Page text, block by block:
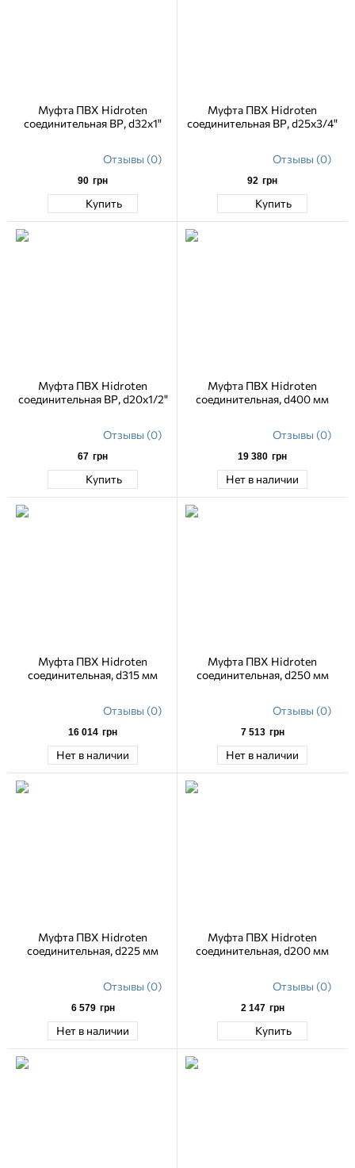
Муфта ПВХ Hidroten
соединительная ВР, d32х1"
Отзывы (0)
90 грн
Купить
Муфта ПВХ Hidroten
соединительная ВР, d25х3/4"
Отзывы (0)
92 грн
Купить
Муфта ПВХ Hidroten
соединительная ВР, d20х1/2"
Отзывы (0)
67 грн
Купить
Муфта ПВХ Hidroten
соединительная, d400 мм
Отзывы (0)
19 380 грн
Нет в наличии
Муфта ПВХ Hidroten
соединительная, d315 мм
Отзывы (0)
16 014 грн
Нет в наличии
Муфта ПВХ Hidroten
соединительная, d250 мм
Отзывы (0)
7 513 грн
Нет в наличии
Муфта ПВХ Hidroten
соединительная, d225 мм
Отзывы (0)
6 579 грн
Нет в наличии
Муфта ПВХ Hidroten
соединительная, d200 мм
Отзывы (0)
2 147 грн
Купить